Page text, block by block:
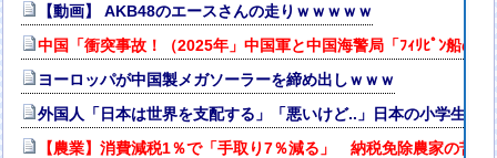
【動画】 AKB48のエースさんの走りｗｗｗｗｗ
中国「衝突事故！（2025年」中国軍と中国海警局「ﾌｨﾘﾋﾟﾝ船の
ヨーロッパが中国製メガソーラーを締め出しｗｗｗ
外国人「日本は世界を支配する」「悪いけど..」日本の小学生サ
【農業】消費減税1％で「手取り7％減る」 納税免除農家の苦